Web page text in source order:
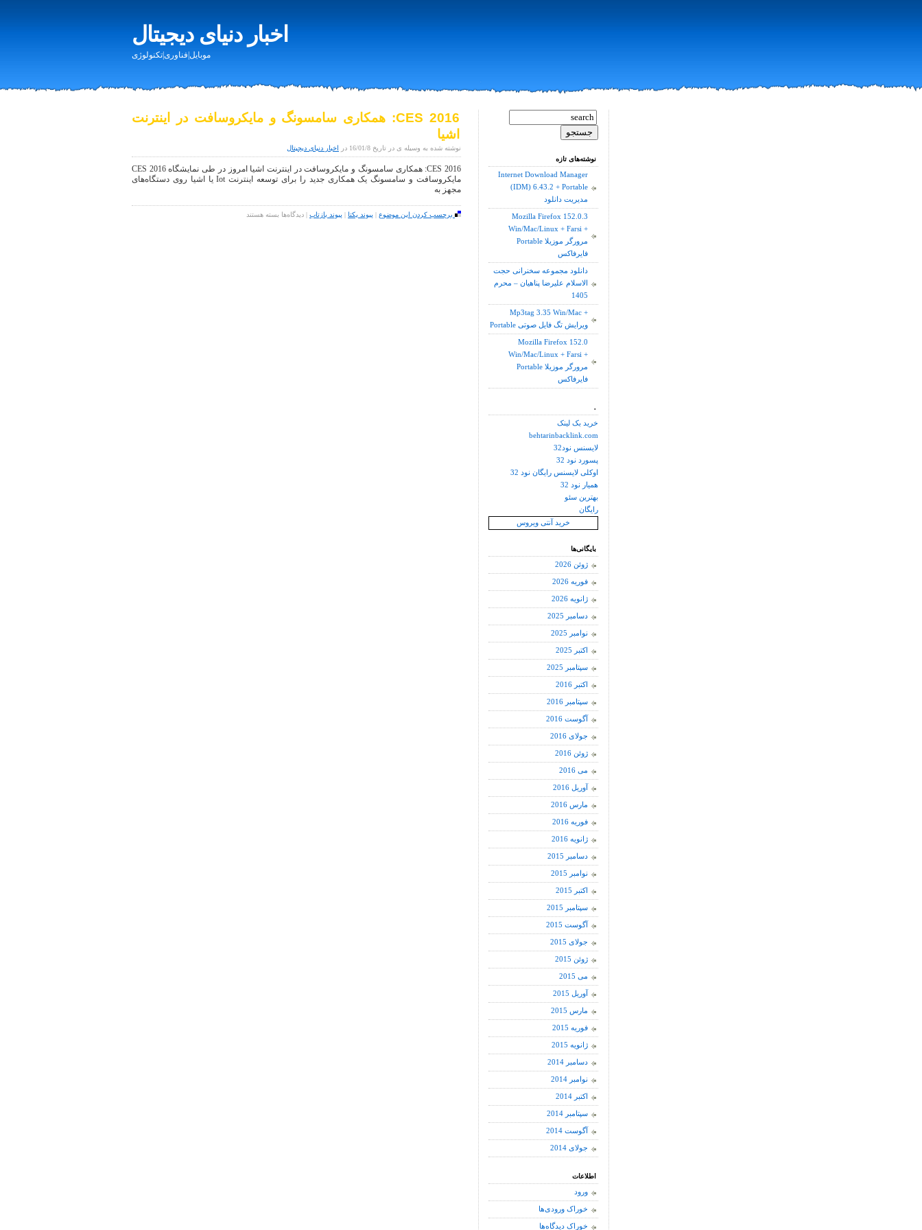
اخبار دنیای دیجیتال
موبایل|فناوری|تکنولوژی
CES 2016: همکاری سامسونگ و مایکروسافت در اینترنت
اشیا
نوشته شده به وسیله ی در تاریخ 16/01/8 در اخبار دنیای دیجیتال
CES 2016: همکاری سامسونگ و مایکروسافت در اینترنت اشیا امروز در طی نمایشگاه CES 2016
مایکروسافت و سامسونگ یک همکاری جدید را برای توسعه اینترنت Iot یا اشیا روی دستگاه‌های
مجهز به
برچسب کردن این موضوع | پیوند یکتا | پیوند بازتاب | دیدگاه‌ها برای
بسته هستند
نوشته‌های تازه
Internet Download Manager
(IDM) 6.43.2 + Portable
مدیریت دانلود
Mozilla Firefox 152.0.3
Win/Mac/Linux + Farsi +
Portable مرورگر موزیلا
فایرفاکس
دانلود مجموعه سخنرانی حجت
الاسلام علیرضا پناهیان – محرم
1405
Mp3tag 3.35 Win/Mac +
Portable ویرایش تگ فایل صوتی
Mozilla Firefox 152.0
Win/Mac/Linux + Farsi +
Portable مرورگر موزیلا
فایرفاکس
.
خرید بک لینک
behtarinbacklink.com
لایسنس نود32
پسورد نود 32
اوکلی لایسنس رایگان نود 32
همیار نود 32
بهترین سئو
رایگان
خرید آنتی ویروس
بایگانی‌ها
ژوئن 2026
فوریه 2026
ژانویه 2026
دسامبر 2025
نوامبر 2025
اکتبر 2025
سپتامبر 2025
اکتبر 2016
سپتامبر 2016
آگوست 2016
جولای 2016
ژوئن 2016
می 2016
آوریل 2016
مارس 2016
فوریه 2016
ژانویه 2016
دسامبر 2015
نوامبر 2015
اکتبر 2015
سپتامبر 2015
آگوست 2015
جولای 2015
ژوئن 2015
می 2015
آوریل 2015
مارس 2015
فوریه 2015
ژانویه 2015
دسامبر 2014
نوامبر 2014
اکتبر 2014
سپتامبر 2014
آگوست 2014
جولای 2014
اطلاعات
ورود
خوراک ورودی‌ها
خوراک دیدگاه‌ها